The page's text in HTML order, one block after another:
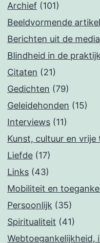
Archief (101)
Beeldvormende
Berichten uit de media
Blindheid in de
Citaten (21)
Gedichten (79)
Geleidehonden (15)
Interviews (11)
Kunst, cultuur en vrije
Liefde (17)
Links (43)
Mobiliteit en
Persoonlijk (35)
Spiritualiteit (41)
Webtoegankelijkheid,